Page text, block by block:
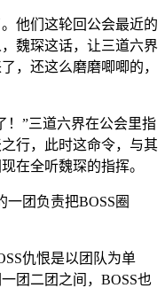
他们这轮回公会最近的
魏琛这话，让三道六界
，还这么磨磨唧唧的，
！”三道六界在公会里指
行，此时这命令，与其
在全听魏琛的指挥。
团负责把BOSS圈
仇恨是以团队为单
团二团之间，BOSS也